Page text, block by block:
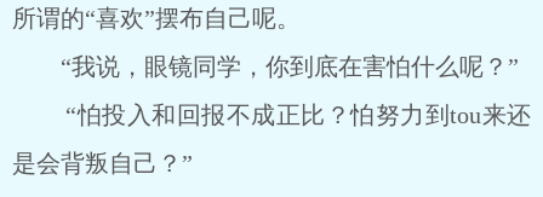
所谓的“喜欢”摆布自己呢。
“我说，眼镜同学，你到底在害怕什么呢？”
“怕投入和回报不成正比？怕努力到tou来还
是会背叛自己？”